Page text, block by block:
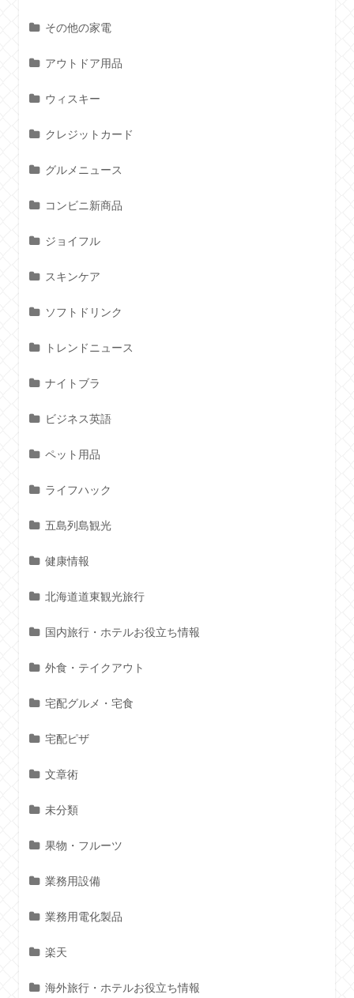
その他の家電
アウトドア用品
ウィスキー
クレジットカード
グルメニュース
コンビニ新商品
ジョイフル
スキンケア
ソフトドリンク
トレンドニュース
ナイトブラ
ビジネス英語
ペット用品
ライフハック
五島列島観光
健康情報
北海道道東観光旅行
国内旅行・ホテルお役立ち情報
外食・テイクアウト
宅配グルメ・宅食
宅配ピザ
文章術
未分類
果物・フルーツ
業務用設備
業務用電化製品
楽天
海外旅行・ホテルお役立ち情報